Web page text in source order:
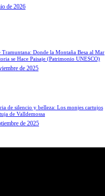
de 2026
Tramuntana: Donde la Montaña Besa al Mar
se Hace Paisaje (Patrimonio UNESCO)
de 2025
de silencio y belleza: Los monjes cartujos
de Valldemossa
de 2025